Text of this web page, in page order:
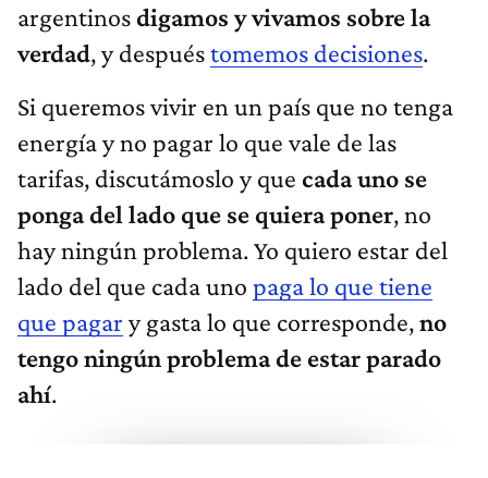
argentinosdigamos y vivamos sobre la
verdad, y despuéstomemos decisiones.
Si queremos vivir en un país que no tenga
energía y no pagar lo que vale de las
tarifas, discutámoslo y que cada uno se
ponga del lado que se quiera poner, no
hay ningún problema. Yo quiero estar del
lado del que cada uno paga lo que tiene
que pagar y gasta lo que corresponde,no
tengo ningún problema de estar parado
ahí.